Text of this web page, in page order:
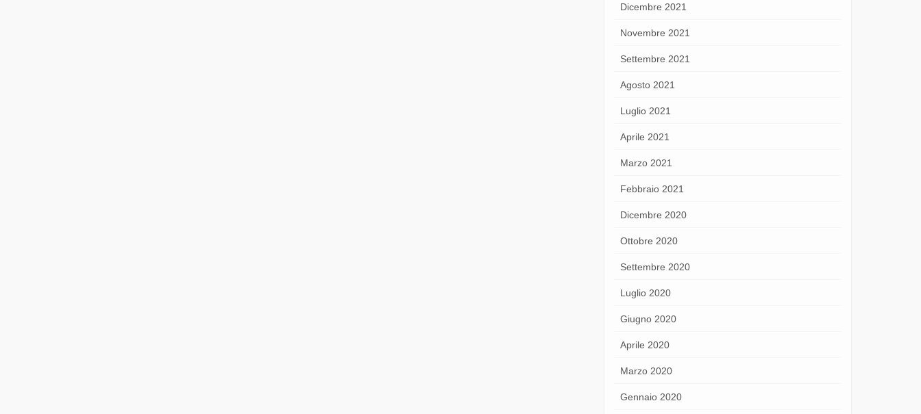
Dicembre 2021
Novembre 2021
Settembre 2021
Agosto 2021
Luglio 2021
Aprile 2021
Marzo 2021
Febbraio 2021
Dicembre 2020
Ottobre 2020
Settembre 2020
Luglio 2020
Giugno 2020
Aprile 2020
Marzo 2020
Gennaio 2020